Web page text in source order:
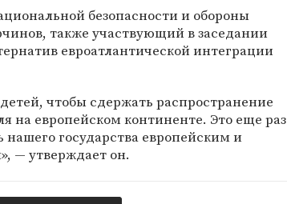
безопасности и обороны
также участвующий в заседании
евроатлантической интеграции
чтобы сдержать распространение
на европейском континенте. Это еще раз
государства европейским и
— утверждает он.